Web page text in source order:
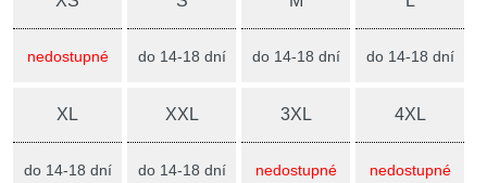
nedostupné do 14-18 dní do 14-18 dní do 14-18 dní
XL
do 14-18 dní
XXL
do 14-18 dní
3XL
nedostupné
4XL
nedostupné